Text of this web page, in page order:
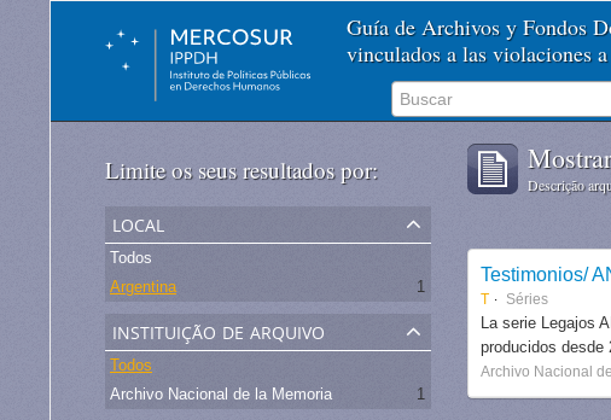
Guía de Archivos y Fondos
vinculados a las violaciones
Limite os seus resultados por:
local
Todos
Argentina
1
instituição de arquivo
Todos
Archivo Nacional de la Memoria
1
Descrição
Testimonios/
T Séries
La serie Legajos
producidos desde
Archivo Nacional